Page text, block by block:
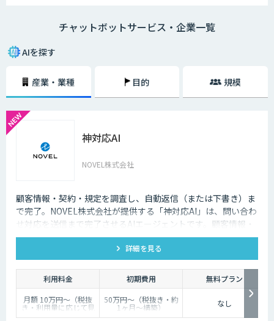
・AI型チャットボットの特徴
「機械学習型」といわれる仕組みを採用したチャットボットで、文章全体
の意味を理解した上で回答を返すことができるという特徴を持っていま
め、その学習を重ねるごとにチャットの回答精度が向上されていくのが大
・シナリオ型チャットボットの特徴
シナリオ型チャットボットにはAIが搭載されていないため、「Aという単
語が含まれていたらBを返答する」といったルールを人間が事前に設定し
ておかなければなりません。また、AI型のように学習を重ねていくわけで
もないため、不適切な返答が行われてしまう場合には、担当者が自ら修正
企業がチャットボットを導入するメリットは以下3つが挙げられます。
・24時間365日対応できる
チャットボットを導入することで得られる最大のメリットは、24時間365
日対応できるという点です。スマートフォンの普及に伴い、ユーザーはい
つでもインターネット検索を行えるようになりました。そのため現在は、
深夜に「この商品についてもっと詳しく知りたい」と思い立つケースも少
なくないのです。
そのような場合に、チャットボットを設置しておけば、ユーザーの疑問を
チャットボットサービス・企業一覧
AIを探す
産業・業種 目的 規模
神対応AI
NOVEL株式会社
顧客情報・契約・規定を調査し、自動返信（または下書き）ま
で完了。NOVEL株式会社が提供する「神対応AI」は、問い合わ
せ対応を送信まで完了させるAIエージェントです。顧客情報・
契約・規定を突き合わせて回答を数十秒で作成し、自動送信か
下書き止めかを選べます。
詳細を見る
利用料金 初期費用
無料プラン
月額 10万円〜（税抜
き・利用量に応じて見
積り）
50万円〜（税抜き・約
1ヶ月〜構築） なし